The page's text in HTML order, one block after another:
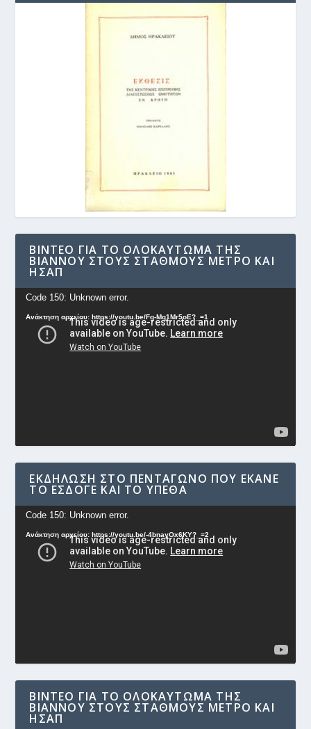
ΒΊΝΤΕΟ ΓΙΑ ΤΟ ΟΛΟΚΑΎΤΩΜΑ ΤΗΣ
ΒΙΆΝΝΟΥ ΣΤΟΥΣ ΣΤΑΘΜΟΎΣ ΜΕΤΡΟ ΚΑΙ
ΗΣΑΠ
Πρόγραμμα
Αναπαραγωγής
Βίντεο
Code 150: Unknown error.
Ανάκτηση αρχείου: https://youtu.be/Fg-Mq1Mr5oE?_=1
ΕΚΔΉΛΩΣΗ ΣΤΟ ΠΕΝΤΆΓΩΝΟ ΠΟΥ ΈΚΑΝΕ
ΤΟ ΕΣΔΟΓΕ ΚΑΙ ΤΟ ΥΠΕΘΑ
Πρόγραμμα
Αναπαραγωγής
Βίντεο
Code 150: Unknown error.
Ανάκτηση αρχείου: https://youtu.be/-4bnayOx6KY?_=2
ΒΊΝΤΕΟ ΓΙΑ ΤΟ ΟΛΟΚΑΎΤΩΜΑ ΤΗΣ
ΒΙΆΝΝΟΥ ΣΤΟΥΣ ΣΤΑΘΜΟΎΣ ΜΕΤΡΟ ΚΑΙ
ΗΣΑΠ